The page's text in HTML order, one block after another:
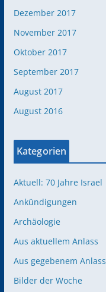
Dezember 2017
November 2017
Oktober 2017
September 2017
August 2017
August 2016
Kategorien
Aktuell: 70 Jahre Israel
Ankündigungen
Archäologie
Aus aktuellem Anlass
Aus gegebenem Anlass
Bilder der Woche